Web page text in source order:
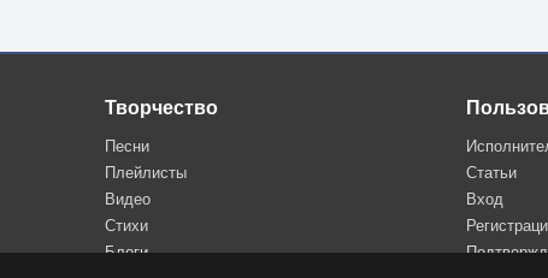
Тебе же к лицу
Творчество
Песни
Плейлисты
Видео
Стихи
Блоги
Статьи
Вход